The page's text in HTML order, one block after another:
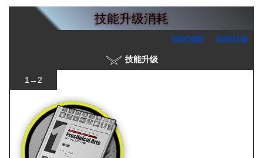
技能升级消耗
回到顶部 回到目录
技能升级
1→2